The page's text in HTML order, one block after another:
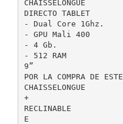
CHAISSELONGUE
DIRECTO TABLET
- Dual Core 1Ghz.
- GPU Mali 400
- 4 Gb.
- 512 RAM
9”
POR LA COMPRA DE ESTE
CHAISSELONGUE
+
RECLINABLE
E